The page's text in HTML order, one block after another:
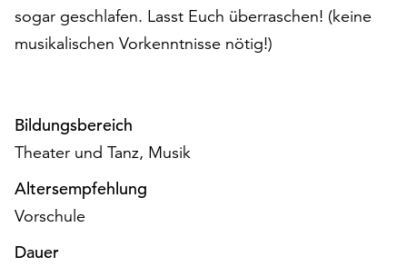
Klicken
Sie
um
alle
Cookies
zu
akzeptieren.
Sie
können
sogar geschlafen. Lasst Euch überraschen! (keine
musikalischen Vorkenntnisse nötig!)
Bildungsbereich
Theater und Tanz, Musik
Altersempfehlung
Vorschule
Dauer